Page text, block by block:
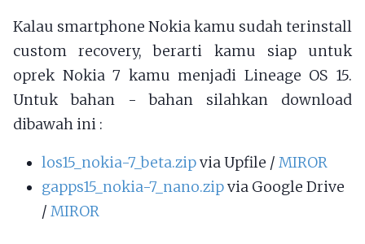
Kalau smartphone Nokia kamu sudah terinstall
custom recovery, berarti kamu siap untuk
oprek Nokia 7 kamu menjadi Lineage OS 15.
Untuk bahan - bahan silahkan download
dibawah ini :
los15_nokia-7_beta.zipvia Upfile /MIROR
gapps15_nokia-7_nano.zipvia Google Drive
/MIROR